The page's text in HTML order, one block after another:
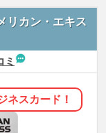
リカン・エキス
ミ
ネスカード！